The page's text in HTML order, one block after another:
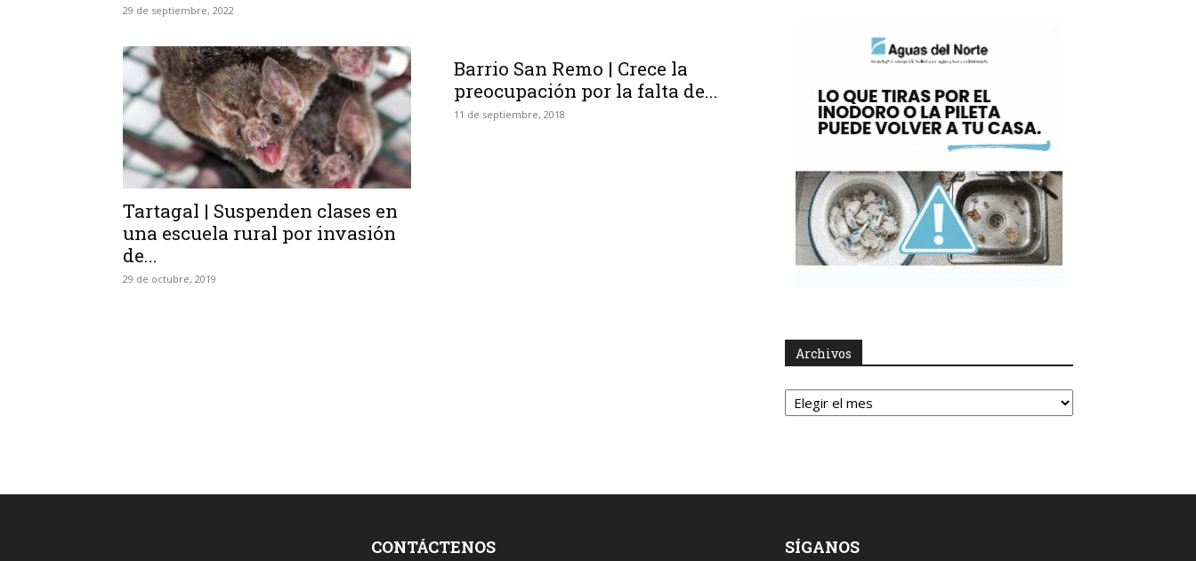
29 de septiembre, 2022
Tartagal | Suspenden clases en
una escuela rural por invasión
de...
29 de octubre, 2019
Barrio San Remo | Crece la
preocupación por la falta de...
11 de septiembre, 2018
Archivos
Archivos
CONTÁCTENOS SÍGANOS